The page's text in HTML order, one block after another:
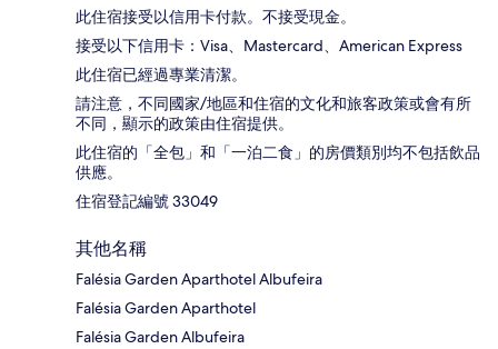
此住宿接受以信用卡付款。不接受現金。
接受以下信用卡：Visa、Mastercard、American Express
此住宿已經過專業清潔。
請注意，不同國家/地區和住宿的文化和旅客政策或會有所
不同，顯示的政策由住宿提供。
此住宿的「全包」和「一泊二食」的房價類別均不包括飲品
供應。
住宿登記編號 33049
其他名稱
Falésia Garden Aparthotel Albufeira
Falésia Garden Aparthotel
Falésia Garden Albufeira